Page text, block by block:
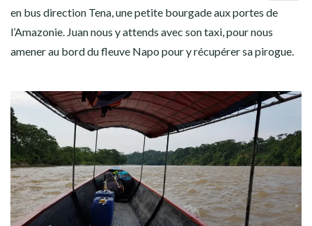
en bus direction Tena, une petite bourgade aux portes de
l’Amazonie. Juan nous y attends avec son taxi, pour nous
amener au bord du fleuve Napo pour y récupérer sa pirogue.